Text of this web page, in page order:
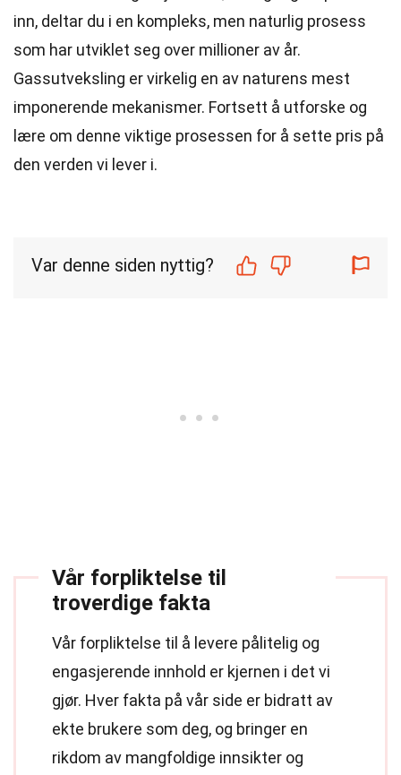
inn, deltar du i en kompleks, men naturlig prosess
som har utviklet seg over millioner av år.
Gassutveksling er virkelig en av naturens mest
imponerende mekanismer. Fortsett å utforske og
lære om denne viktige prosessen for å sette pris på
den verden vi lever i.
Var denne siden nyttig?
Vår forpliktelse til
troverdige fakta
Vår forpliktelse til å levere pålitelig og
engasjerende innhold er kjernen i det vi
gjør. Hver fakta på vår side er bidratt av
ekte brukere som deg, og bringer en
rikdom av mangfoldige innsikter og